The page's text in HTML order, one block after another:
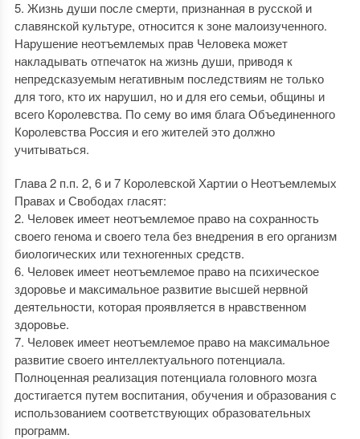
5. Жизнь души после смерти, признанная в русской и
славянской культуре, относится к зоне малоизученного.
Нарушение неотъемлемых прав Человека может
накладывать отпечаток на жизнь души, приводя к
непредсказуемым негативным последствиям не только
для того, кто их нарушил, но и для его семьи, общины и
всего Королевства. По сему во имя блага Объединенного
Королевства Россия и его жителей это должно
учитываться.
Глава 2 п.п. 2, 6 и 7 Королевской Хартии о Неотъемлемых
Правах и Свободах гласят:
2. Человек имеет неотъемлемое право на сохранность
своего генома и своего тела без внедрения в его организм
биологических или техногенных средств.
6. Человек имеет неотъемлемое право на психическое
здоровье и максимальное развитие высшей нервной
деятельности, которая проявляется в нравственном
здоровье.
7. Человек имеет неотъемлемое право на максимальное
развитие своего интеллектуального потенциала.
Полноценная реализация потенциала головного мозга
достигается путем воспитания, обучения и образования с
использованием соответствующих образовательных
программ.